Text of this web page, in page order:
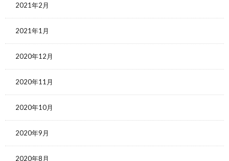
2021年2月
2021年1月
2020年12月
2020年11月
2020年10月
2020年9月
2020年8月